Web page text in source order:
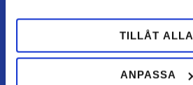
TILLÅT ALLA
ANPASSA